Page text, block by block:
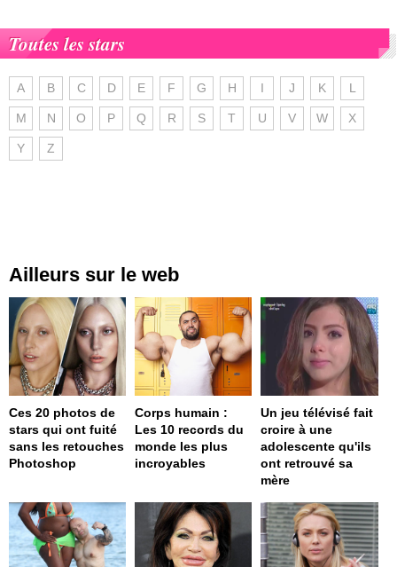
Toutes les stars
A B C D E F G H I J K L
M N O P Q R S T U V W X
Y Z
Ailleurs sur le web
Ces 20 photos de
stars qui ont fuité
sans les retouches
Photoshop
Corps humain :
Les 10 records du
monde les plus
incroyables
Un jeu télévisé fait
croire à une
adolescente qu'ils
ont retrouvé sa
mère